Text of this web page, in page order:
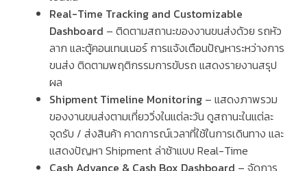
Real-Time Tracking and Customizable
Dashboard –ติดตามสถานะของงานขนส่งด้วย รถหัว
ลาก และตู้คอนเทนเนอร์ การแจ้งเตือนปัญหาระหว่างการ
ขนส่ง ติดตามพฤติกรรมการขับรถ แสดงรายงานสรุป
ผล
Shipment Timeline Monitoring –แสดงภาพรวม
ของงานขนส่งตามเที่ยววิ่งในแต่ละวัน ดูสถานะในแต่ละ
จุดรับ /ส่งสินค้า คาดการณ์เวลาที่ใช้ในการเดินทาง และ
แสดงปัญหา Shipmentล่าช้าแบบ Real-Time